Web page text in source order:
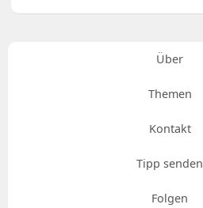
Über
Themen
Kontakt
Tipp senden
Folgen